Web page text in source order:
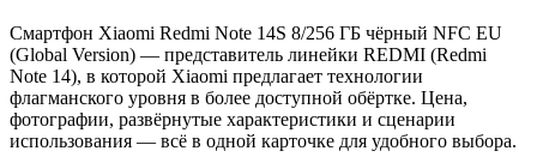
Смартфон Xiaomi Redmi Note 14S 8/256 ГБ чёрный NFC EU
(Global Version) — представитель линейки REDMI (Redmi
Note 14), в которой Xiaomi предлагает технологии
флагманского уровня в более доступной обёртке. Цена,
фотографии, развёрнутые характеристики и сценарии
использования — всё в одной карточке для удобного выбора.